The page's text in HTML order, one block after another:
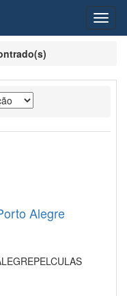
Alegre